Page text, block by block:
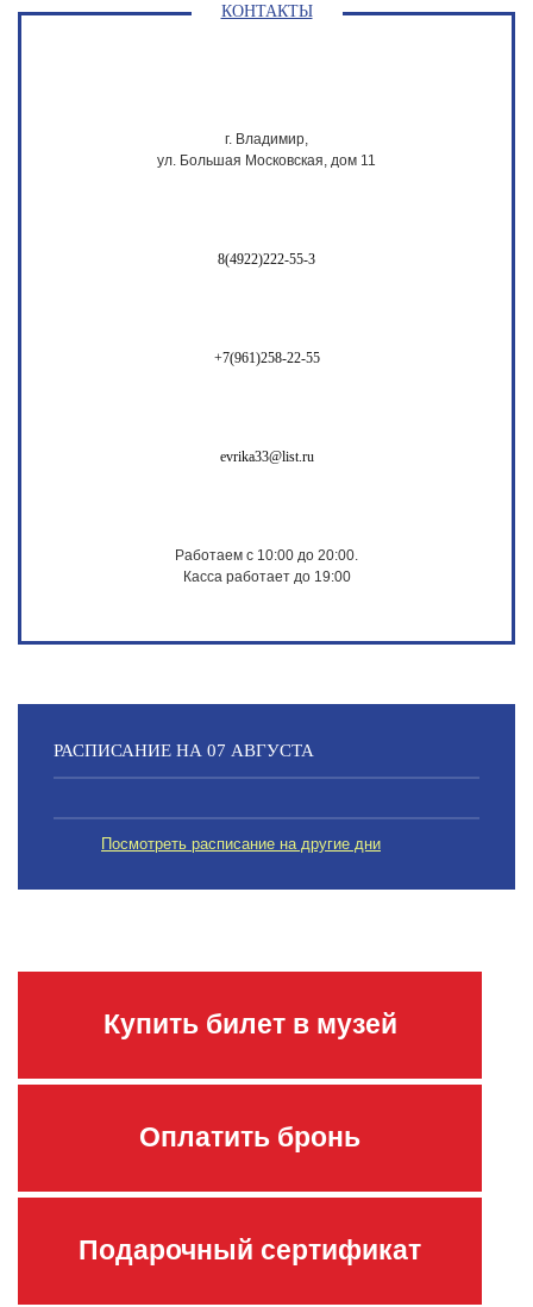
КОНТАКТЫ
г. Владимир,
ул. Большая Московская, дом 11
8(4922)222-55-3
+7(961)258-22-55
evrika33@list.ru
Работаем с 10:00 до 20:00.
Касса работает до 19:00
РАСПИСАНИЕ НА 07 АВГУСТА
Посмотреть расписание на другие дни
Купить билет в музей
Оплатить бронь
Подарочный сертификат